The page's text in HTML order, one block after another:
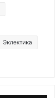
Эклектика